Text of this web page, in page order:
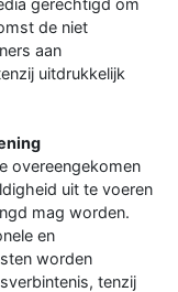
de niet
aan
uitdrukkelijk
overeengekomen
uit te voeren
mag worden.
en
worden
tenzij